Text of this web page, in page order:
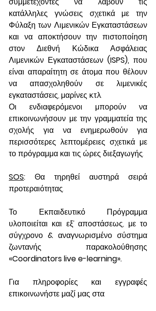
κατάλληλες γνώσεις σχετικά με την
Φύλαξη των Λιμενικών Εγκαταστάσεων
και να αποκτήσουν την πιστοποίηση
στον Διεθνή Κώδικα Ασφάλειας
Λιμενικών Εγκαταστάσεων (ISPS), που
είναι απαραίτητη σε άτομα που θέλουν
να απασχοληθούν σε λιμενικές
εγκαταστάσεις, μαρίνες κ.τ.λ.
Οι ενδιαφερόμενοι μπορούν να
επικοινωνήσουν με την γραμματεία της
σχολής για να ενημερωθούν για
περισσότερες λεπτομέρειες σχετικά με
το πρόγραμμα και τις ώρες διεξαγωγής.
SOS: Θα τηρηθεί αυστηρά σειρά
προτεραιότητας.
Το Εκπαιδευτικό Πρόγραμμα
υλοποιείται και εξ’ αποστάσεως, με το
σύγχρονο & αναγνωρισμένο σύστημα
«Coordinators live e-learning».
Για πληροφορίες και εγγραφές
επικοινωνήστε μαζί μας στα: